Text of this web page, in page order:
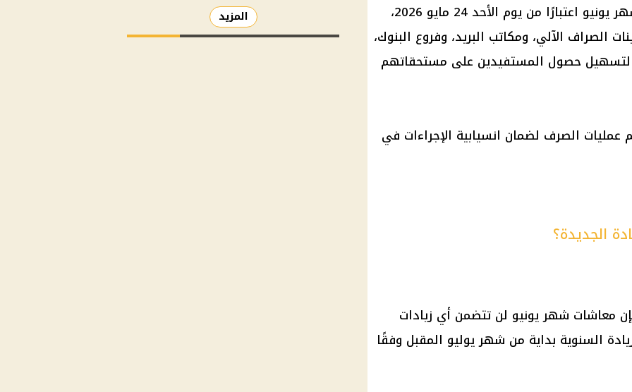
يونيو
اعتبارًا من يوم الأحد 24 مايو 2026،
الصراف الآلي، ومكاتب البريد، وفروع البنوك،
لتسهيل حصول المستفيدين على مستحقاتهم
الصرف لضمان انسيابية الإجراءات في
الجديدة؟
معاشات شهر يونيو لن تتضمن أي زيادات
السنوية بداية من شهر يوليو المقبل وفقًا
المزيد